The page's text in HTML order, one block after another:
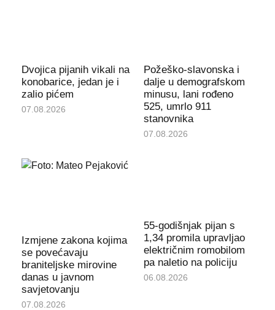
Dvojica pijanih vikali na
konobarice, jedan je i
zalio pićem
07.08.2026
Požeško-slavonska i
dalje u demografskom
minusu, lani rođeno
525, umrlo 911
stanovnika
07.08.2026
Izmjene zakona kojima
se povećavaju
braniteljske mirovine
danas u javnom
savjetovanju
07.08.2026
55-godišnjak pijan s
1,34 promila upravljao
električnim romobilom
pa naletio na policiju
06.08.2026